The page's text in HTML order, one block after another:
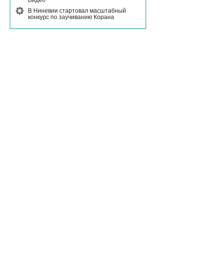
В Ниневии стартовал масштабный
конкурс по заучиванию Корана